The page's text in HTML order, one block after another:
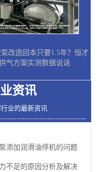
改造回本只要1.5年？恒才
气方案实测数据说话
资讯
行业的最新资讯
添加润滑油停机的问题
不足的原因分析及解决